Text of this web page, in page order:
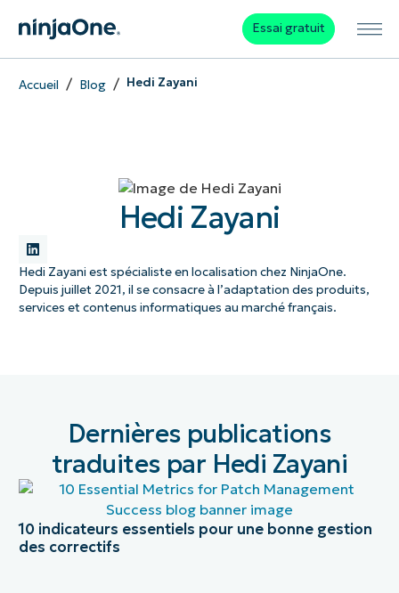
Essai gratuit
Accueil / Blog/ Hedi Zayani
Hedi Zayani
Hedi Zayani est spécialiste en localisation chez NinjaOne.
Depuis juillet 2021, il se consacre à l’adaptation des produits,
services et contenus informatiques au marché français.
Dernières publications
traduites par Hedi Zayani
10 indicateurs essentiels pour une bonne gestion
des correctifs